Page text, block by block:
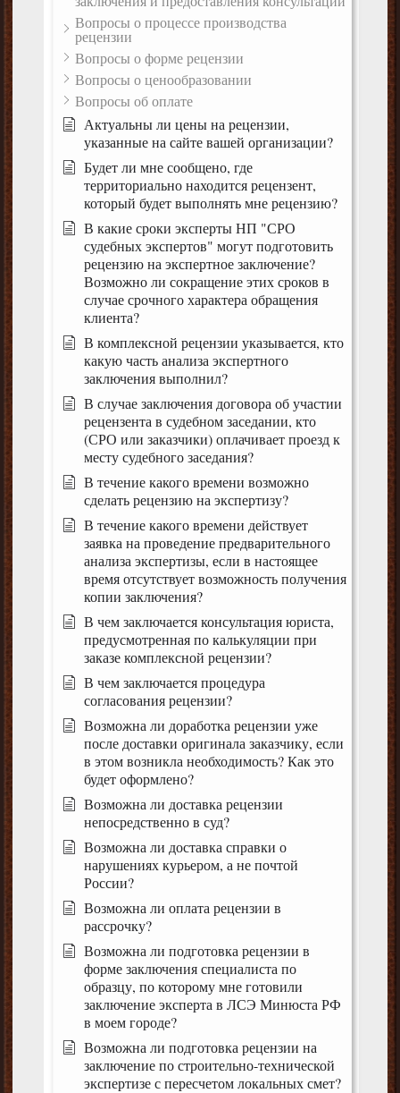
Вопросы о процессе производства
рецензии
Вопросы о форме рецензии
Вопросы о ценообразовании
Вопросы об оплате
Актуальны ли цены на рецензии,
указанные на сайте вашей организации?
Будет ли мне сообщено, где
территориально находится рецензент,
который будет выполнять мне рецензию?
В какие сроки эксперты НП "СРО
судебных экспертов" могут подготовить
рецензию на экспертное заключение?
Возможно ли сокращение этих сроков в
случае срочного характера обращения
клиента?
В комплексной рецензии указывается, кто
какую часть анализа экспертного
заключения выполнил?
В случае заключения договора об участии
рецензента в судебном заседании, кто
(СРО или заказчики) оплачивает проезд к
месту судебного заседания?
В течение какого времени возможно
сделать рецензию на экспертизу?
В течение какого времени действует
заявка на проведение предварительного
анализа экспертизы, если в настоящее
время отсутствует возможность получения
копии заключения?
В чем заключается консультация юриста,
предусмотренная по калькуляции при
заказе комплексной рецензии?
В чем заключается процедура
согласования рецензии?
Возможна ли доработка рецензии уже
после доставки оригинала заказчику, если
в этом возникла необходимость? Как это
будет оформлено?
Возможна ли доставка рецензии
непосредственно в суд?
Возможна ли доставка справки о
нарушениях курьером, а не почтой
России?
Возможна ли оплата рецензии в
рассрочку?
Возможна ли подготовка рецензии в
форме заключения специалиста по
образцу, по которому мне готовили
заключение эксперта в ЛСЭ Минюста РФ
в моем городе?
Возможна ли подготовка рецензии на
заключение по строительно-технической
экспертизе с пересчетом локальных смет?